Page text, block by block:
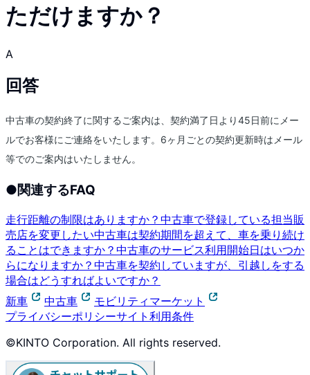
ただけますか？
A
回答
中古車の契約終了に関するご案内は、契約満了日より45日前にメー
ルでお客様にご連絡をいたします。6ヶ月ごとの契約更新時はメール
等でのご案内はいたしません。
●関連するFAQ
走行距離の制限はありますか？ 中古車で登録している担当販
売店を変更したい中古車は契約期間を超えて、車を乗り続け
ることはできますか？ 中古車のサービス利用開始日はいつか
らになりますか？ 中古車を契約していますが、引越しをする
場合はどうすればよいですか？
新車
中古車
モビリティマーケット
プライバシーポリシーサイト利用条件
©KINTO Corporation. All rights reserved.